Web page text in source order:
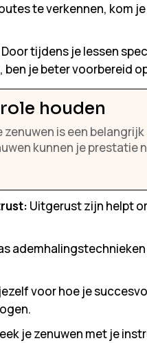
te verkennen, kom
Door tijdens je lessen
je beter voorbereid
houden
is een
kunnen je prestatie
Uitgerust zijn helpt
voor hoe je
je zenuwen met je